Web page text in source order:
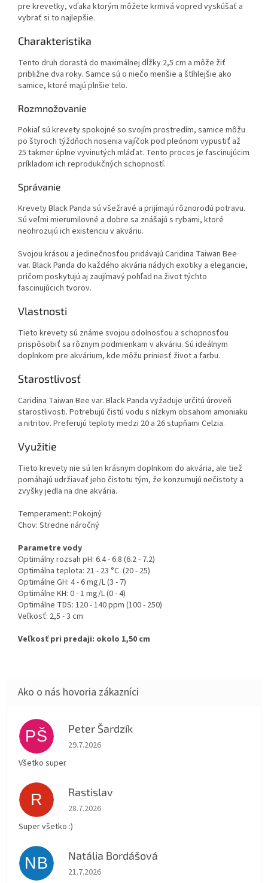
pre krevetky, vďaka ktorým môžete krmivá vopred vyskúšať a
vybrať si to najlepšie.
Charakteristika
Tento druh dorastá do maximálnej dĺžky 2,5 cm a môže žiť
približne dva roky. Samce sú o niečo menšie a štíhlejšie ako
samice, ktoré majú plnšie telo.
Rozmnožovanie
Pokiaľ sú krevety spokojné so svojím prostredím, samice môžu
po štyroch týždňoch nosenia vajíčok pod pleónom vypustiť až
25 takmer úplne vyvinutých mláďat. Tento proces je fascinujúcim
príkladom ich reprodukčných schopností.
Správanie
Krevety Black Panda sú všežravé a prijímajú rôznorodú potravu.
Sú veľmi mierumilovné a dobre sa znášajú s rybami, ktoré
neohrozujú ich existenciu v akváriu.
Svojou krásou a jedinečnosťou pridávajú Caridina Taiwan Bee
var. Black Panda do každého akvária nádych exotiky a elegancie,
pričom poskytujú aj zaujímavý pohľad na život týchto
fascinujúcich tvorov.
Vlastnosti
Tieto krevety sú známe svojou odolnosťou a schopnosťou
prispôsobiť sa rôznym podmienkam v akváriu. Sú ideálnym
doplnkom pre akvárium, kde môžu priniesť život a farbu.
Starostlivosť
Caridina Taiwan Bee var. Black Panda vyžaduje určitú úroveň
starostlivosti. Potrebujú čistú vodu s nízkym obsahom amoniaku
a nitritov. Preferujú teploty medzi 20 a 26 stupňami Celzia.
Využitie
Tieto krevety nie sú len krásnym doplnkom do akvária, ale tiež
pomáhajú udržiavať jeho čistotu tým, že konzumujú nečistoty a
zvyšky jedla na dne akvária.
Temperament: Pokojný
Chov: Stredne náročný
Parametre vody
Optimálny rozsah pH: 6.4 - 6.8 (6.2 - 7.2)
Optimálna teplota: 21 - 23 °C (20 - 25)
Optimálne GH: 4 - 6 mg/L (3 - 7)
Optimálne KH: 0 - 1 mg/L (0 - 4)
Optimálne TDS: 120 - 140 ppm (100 - 250)
Veľkosť: 2,5 - 3 cm
Veľkosť pri predaji: okolo 1,50 cm
PŠ Peter Šardzík
Hodnotenie obchodu je 5 z 5 hviezdičiek.
29.7.2026
Všetko super
R Rastislav
Hodnotenie obchodu je 5 z 5 hviezdičiek.
28.7.2026
Super všetko :)
NB Natália Bordášová
Hodnotenie obchodu je 5 z 5 hviezdičiek.
21.7.2026